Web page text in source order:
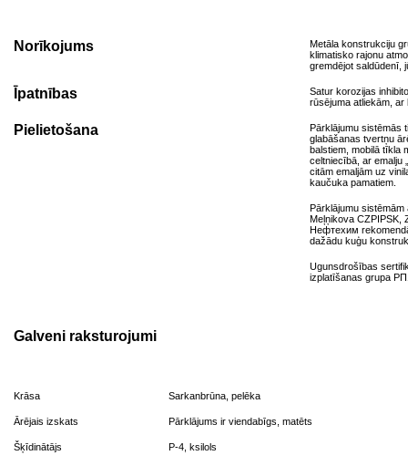
Norīkojums
Metāla konstrukciju
klimatisko rajonu
gremdējot saldūdenī,
Īpatnības
Satur korozijas
rūsējuma atliekām,
Pielietošana
Pārklājumu sistēmās
glabāšanas tvertņu
balstiem, mobilā tīkla
celtniecībā, ar emalju
citām emaljām uz
kaučuka pamatiem.
Pārklājumu sistēmām
Meļņikova CZPIPSK,
Нефтехим
dažādu kuģu
Ugunsdrošības
izplatīšanas grupa
Galveni raksturojumi
Krāsa Sarkanbrūna, pelēka
Ārējais izskats Pārklājums ir viendabīgs, matēts
Šķīdinātājs Р-4, ksilols